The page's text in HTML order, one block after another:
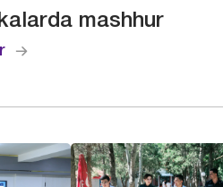
mashhur